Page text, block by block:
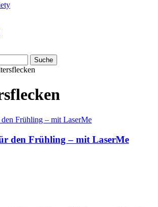
den Frühling – mit LaserMe